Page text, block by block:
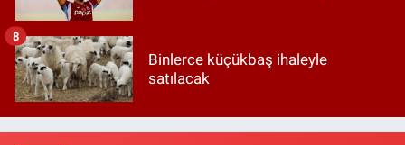
Binlerce küçükbaş ihaleyle
satılacak
8